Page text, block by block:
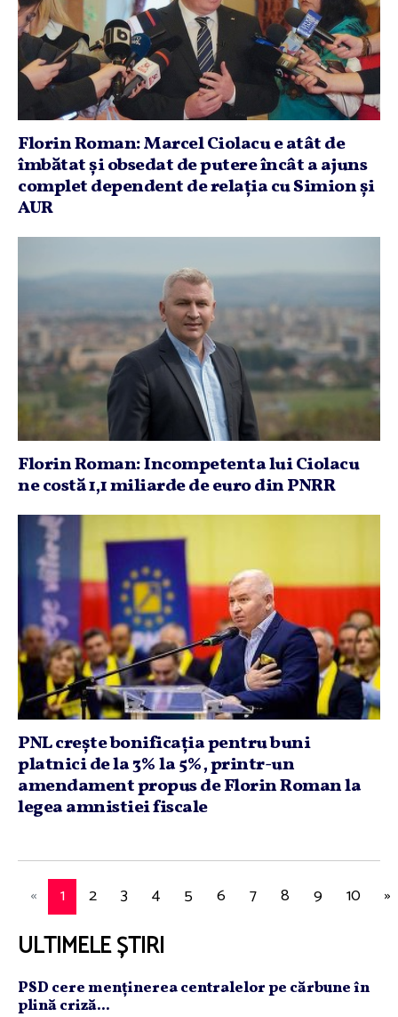
Florin Roman: Marcel Ciolacu e atât de
îmbătat şi obsedat de putere încât a ajuns
complet dependent de relaţia cu Simion şi
AUR
Florin Roman: Incompetenta lui Ciolacu
ne costă 1,1 miliarde de euro din PNRR
PNL creşte bonificaţia pentru buni
platnici de la 3% la 5%, printr-un
amendament propus de Florin Roman la
legea amnistiei fiscale
« 1 2 3 4 5 6 7 8 9 10 »
ULTIMELE ȘTIRI
PSD cere menţinerea centralelor pe cărbune în
plină criză...